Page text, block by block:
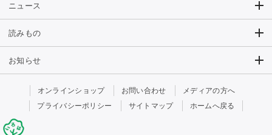
ニュース
読みもの
お知らせ
オンラインショップ お問い合わせ
メディアの方へ
プライバシーポリシー
サイトマップ ホームへ戻る